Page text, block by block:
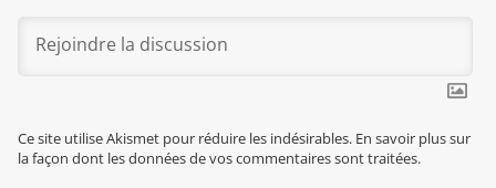
Ce site utilise Akismet pour réduire les indésirables. En savoir plus sur
la façon dont les données de vos commentaires sont traitées.